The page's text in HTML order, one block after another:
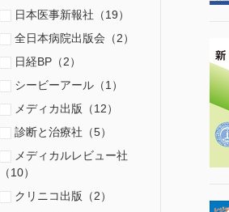
日本医事新報社（19）
全日本病院出版会（2）
日経BP（2）
シービーアール（1）
メディカ出版（12）
診断と治療社（5）
メディカルレビュー社
（10）
クリニコ出版（2）